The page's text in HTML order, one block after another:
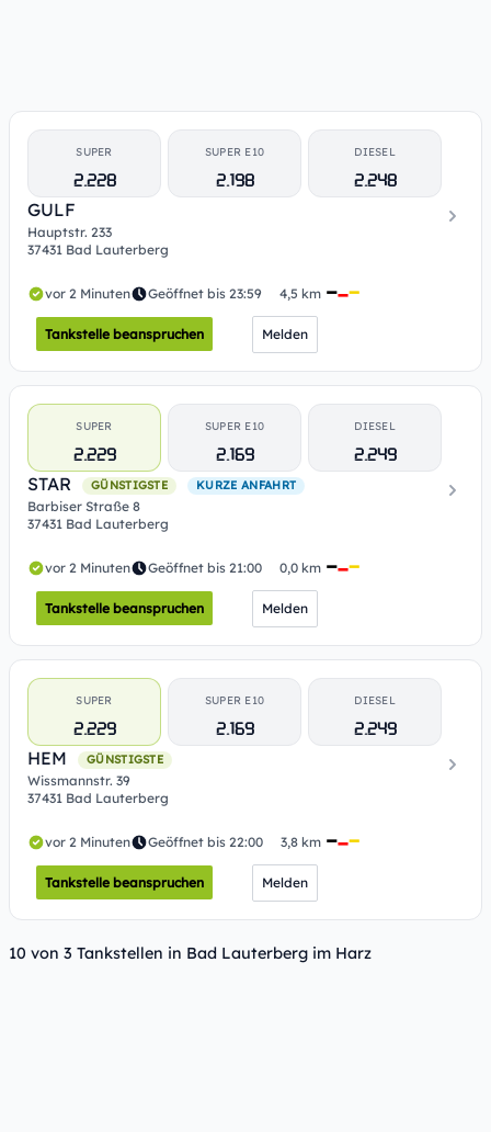
SUPER
2.228
SUPER E10
2.198
DIESEL
2.248
GULF
Hauptstr. 233
37431 Bad Lauterberg
vor 2 Minuten Geöffnet bis 23:59 4,5 km
Tankstelle beanspruchen Melden
SUPER
2.229
SUPER E10
2.169
DIESEL
2.249
STAR
GÜNSTIGSTE KURZE ANFAHRT
Barbiser Straße 8
37431 Bad Lauterberg
vor 2 Minuten Geöffnet bis 21:00 0,0 km
Tankstelle beanspruchen Melden
SUPER
2.229
SUPER E10
2.169
DIESEL
2.249
HEM
GÜNSTIGSTE
Wissmannstr. 39
37431 Bad Lauterberg
vor 2 Minuten Geöffnet bis 22:00 3,8 km
Tankstelle beanspruchen Melden
10 von 3 Tankstellen in Bad Lauterberg im Harz